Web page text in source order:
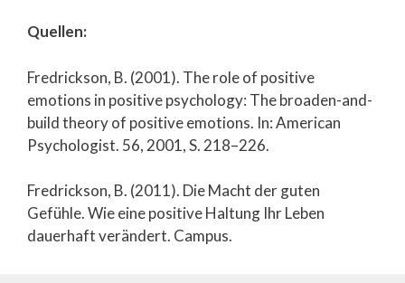
Quellen:
Fredrickson, B. (2001). The role of positive
emotions in positive psychology: The broaden-and-
build theory of positive emotions. In: American
Psychologist. 56, 2001, S. 218–226.
Fredrickson, B. (2011). Die Macht der guten
Gefühle. Wie eine positive Haltung Ihr Leben
dauerhaft verändert. Campus.